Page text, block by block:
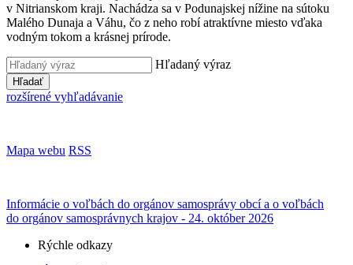
v Nitrianskom kraji. Nachádza sa v Podunajskej nížine na sútoku
Malého Dunaja a Váhu, čo z neho robí atraktívne miesto vďaka
vodným tokom a krásnej prírode.
Hľadaný výraz
Hľadať
rozšírené vyhľadávanie
Mapa webu RSS
Informácie o voľbách do orgánov samosprávy obcí a o voľbách
do orgánov samosprávnych krajov - 24. október 2026
Rýchle odkazy